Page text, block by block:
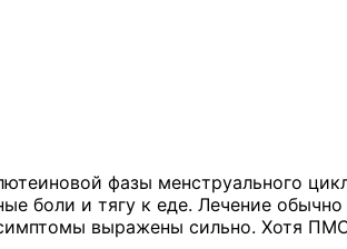
фазы менструального
боли и тягу к еде. Лечение
выражены сильно. Хотя